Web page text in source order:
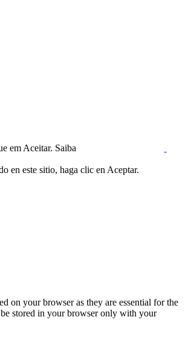
em Aceitar. Saiba
en este sitio, haga clic en Aceptar.
on your browser as they are essential for the
stored in your browser only with your